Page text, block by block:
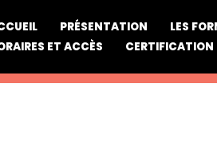
PRÉSENTATION LES
ET ACCÈS
CERTIFICATION